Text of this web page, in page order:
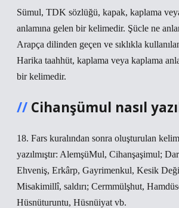
Sümul, TDK sözlüğü, kapak, kaplama
anlamına gelen bir kelimedir. Şücle ne
Arapça dilinden geçen ve sıklıkla
Harika taahhüt, kaplama veya kaplama
bir kelimedir.
Cihanşümul nasıl
18. Fars kuralından sonra oluşturulan
yazılmıştır: AlemşüMul, Cihanşaşimul;
Ehveniş, Erkârp, Gayrimenkul, Kesik
Misakimillî, saldırı; Cermmülşhut,
Hüsnüturuntu, Hüsnüiyat vb.